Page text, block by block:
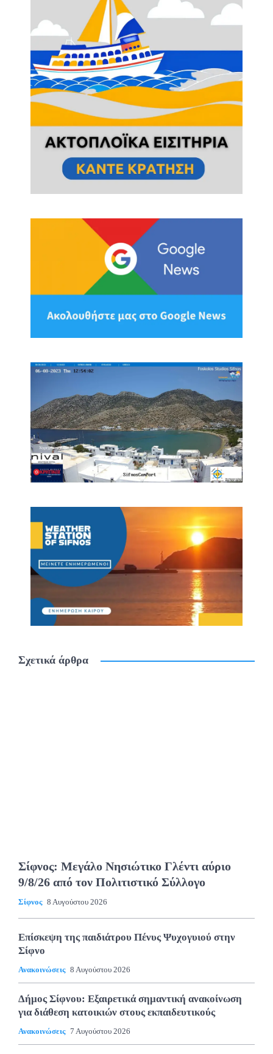
Σχετικά άρθρα
Σίφνος: Μεγάλο Νησιώτικο Γλέντι αύριο
9/8/26 από τον Πολιτιστικό Σύλλογο
Σίφνος 8 Αυγούστου 2026
Επίσκεψη της παιδιάτρου Πένυς Ψυχογυιού στην
Σίφνο
Ανακοινώσεις 8 Αυγούστου 2026
Δήμος Σίφνου: Εξαιρετικά σημαντική ανακοίνωση
για διάθεση κατοικιών στους εκπαιδευτικούς
Ανακοινώσεις 7 Αυγούστου 2026